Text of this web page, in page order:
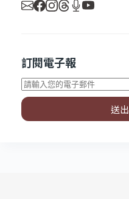
訂閱電子報
送出